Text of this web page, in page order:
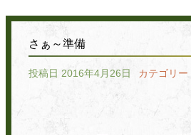
さぁ～準備
投稿日 2016年4月26日 カテゴリー